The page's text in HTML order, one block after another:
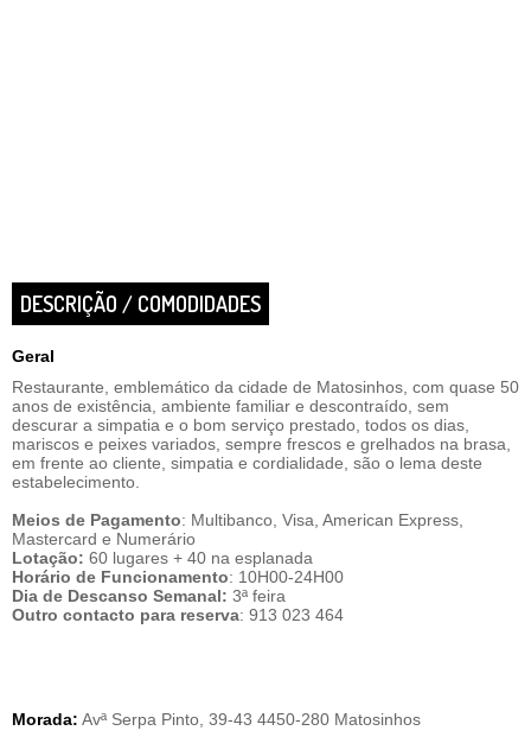
DESCRIÇÃO / COMODIDADES
Geral
Restaurante, emblemático da cidade de Matosinhos, com quase 50
anos de existência, ambiente familiar e descontraído, sem
descurar a simpatia e o bom serviço prestado, todos os dias,
mariscos e peixes variados, sempre frescos e grelhados na brasa,
em frente ao cliente, simpatia e cordialidade, são o lema deste
estabelecimento.
Meios de Pagamento: Multibanco, Visa, American Express,
Mastercard e Numerário
Lotação: 60 lugares + 40 na esplanada
Horário de Funcionamento: 10H00-24H00
Dia de Descanso Semanal: 3ª feira
Outro contacto para reserva: 913 023 464
Morada: Avª Serpa Pinto, 39-43 4450-280 Matosinhos